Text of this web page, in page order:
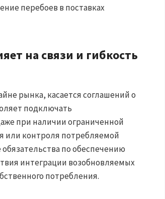
перебоев в поставках
на связи и гибкость
рынка, касается соглашений о
подключать
при наличии ограниченной
или контроля потребляемой
по обеспечению
интеграции возобновляемых
потребления.